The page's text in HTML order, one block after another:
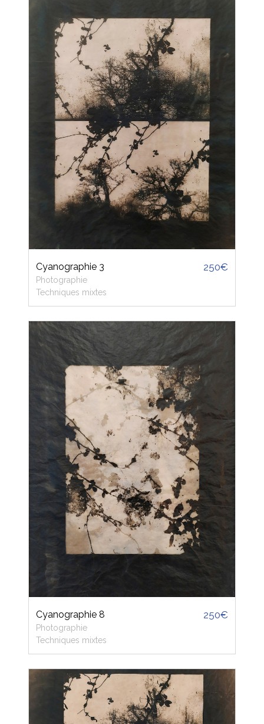
Cyanographie 3
Photographie
Techniques mixtes
250€
Cyanographie 8
Photographie
Techniques mixtes
250€